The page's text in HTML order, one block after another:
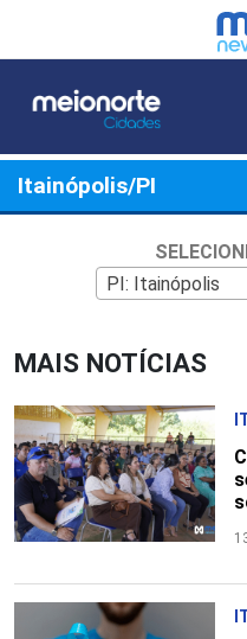
Itainópolis/PI
PI: Itainópolis
MAIS NOTÍCIAS